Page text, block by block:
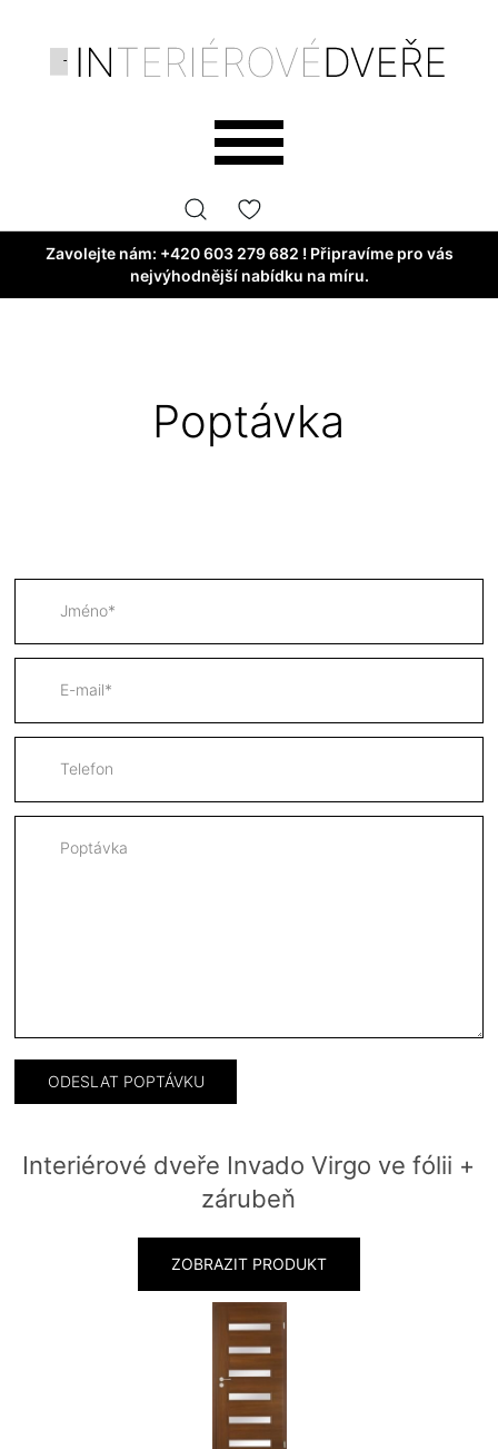
Zavolejte nám: +420 603 279 682 ! Připravíme pro vás
nejvýhodnější nabídku na míru.
Poptávka
Interiérové dveře Invado Virgo ve fólii +
zárubeň
ZOBRAZIT PRODUKT